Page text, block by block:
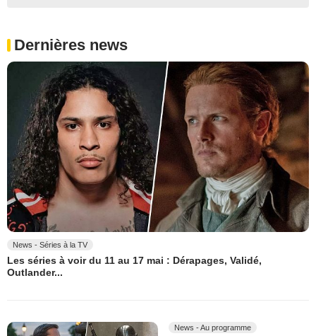
Dernières news
News - Séries à la TV
Les séries à voir du 11 au 17 mai : Dérapages, Validé,
Outlander...
News - Au programme